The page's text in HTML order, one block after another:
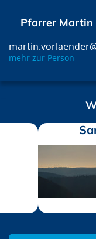
Pfarrer Martin
mehr zur Person